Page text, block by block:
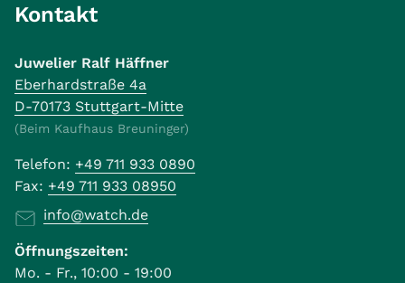
Kontakt
Juwelier Ralf Häffner
Eberhardstraße 4a
D-70173 Stuttgart-Mitte
(Beim Kaufhaus Breuninger)
Telefon: +49 711 933 0890
Fax: +49 711 933 08950
info@watch.de
Öffnungszeiten:
Mo. - Fr., 10:00 - 19:00